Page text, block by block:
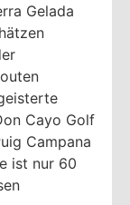
Gelada
Cayo Golf
Campana
ist nur 60